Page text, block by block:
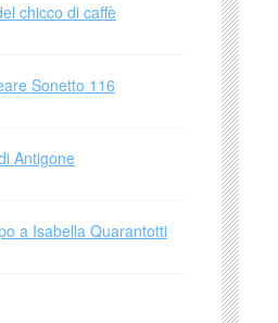
chicco di caffè
Sonetto 116
Antigone
a Isabella Quarantotti